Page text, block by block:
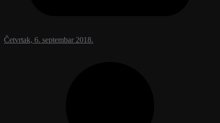
Četvrtak, 6. septembar 2018.